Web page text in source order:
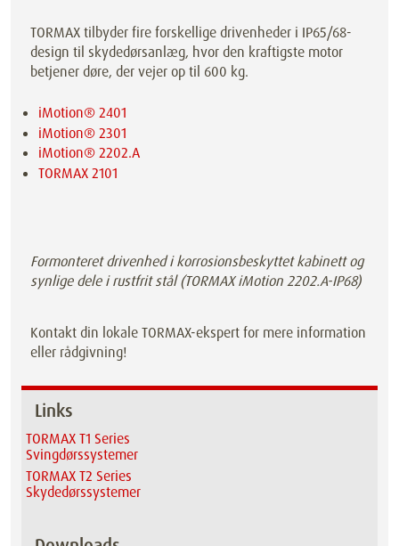
TORMAX tilbyder fire forskellige drivenheder i IP65/68-
design til skydedørsanlæg, hvor den kraftigste motor
betjener døre, der vejer op til 600 kg.
iMotion® 2401
iMotion® 2301
iMotion® 2202.A
TORMAX 2101
Formonteret drivenhed i korrosionsbeskyttet kabinett og
synlige dele i rustfrit stål (TORMAX iMotion 2202.A-IP68)
Kontakt din lokale TORMAX-ekspert for mere information
eller rådgivning!
Links
TORMAX T1 Series
Svingdørssystemer
TORMAX T2 Series
Skydedørssystemer